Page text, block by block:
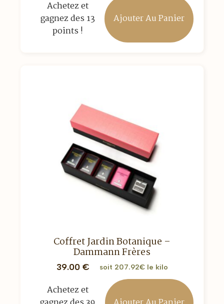
était :
est :
Achetez et
gagnez des 13
points !
Ajouter Au Panier
Coffret Jardin Botanique –
Dammann Frères
39.00 € soit 207.92€ le kilo
Achetez et